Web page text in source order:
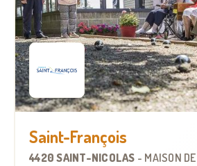
Saint-François
4420 SAINT-NICOLAS - MAISON